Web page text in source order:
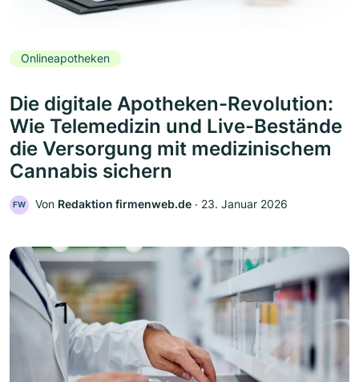
Onlineapotheken
Die digitale Apotheken-Revolution:
Wie Telemedizin und Live-Bestände
die Versorgung mit medizinischem
Cannabis sichern
FW Von Redaktion firmenweb.de ‧ 23. Januar 2026